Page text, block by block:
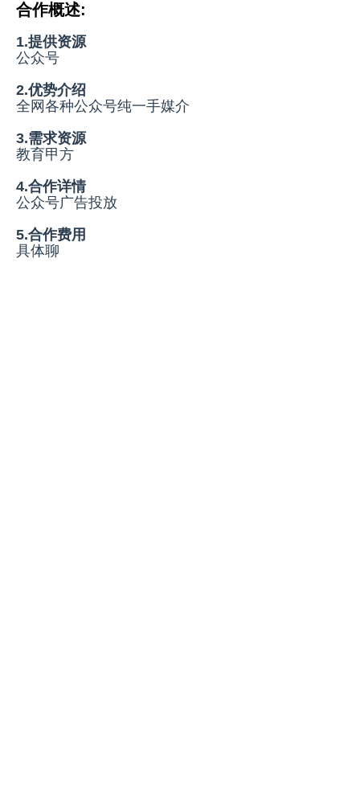
合作概述:
1.提供资源
公众号
2.优势介绍
全网各种公众号纯一手媒介
3.需求资源
教育甲方
4.合作详情
公众号广告投放
5.合作费用
具体聊